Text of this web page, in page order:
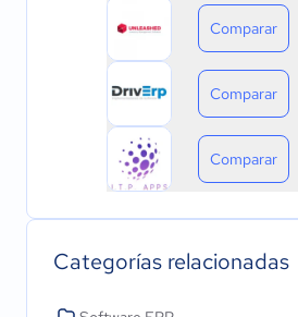
Comparar
Comparar
Comparar
Categorías relacionadas